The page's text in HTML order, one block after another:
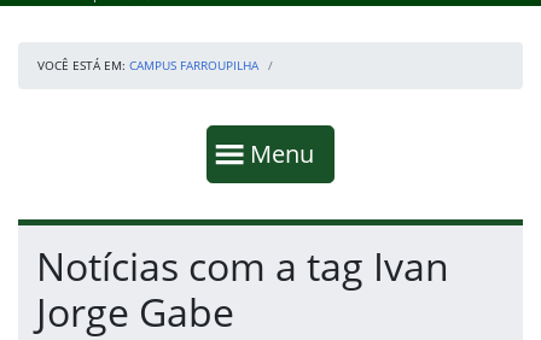
VOCÊ ESTÁ EM: CAMPUS FARROUPILHA
Mostrar
Menu
Fim da navegação
Início do conteúdo
Notícias com a tag Ivan
Jorge Gabe